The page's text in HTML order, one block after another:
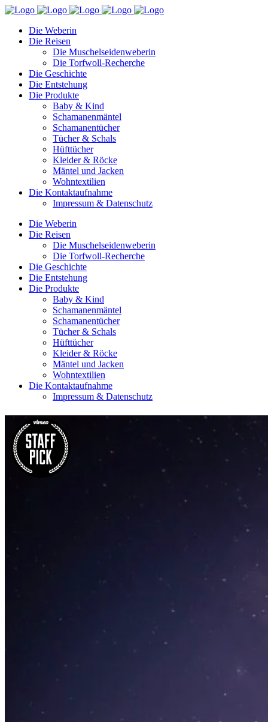
Die Weberin
Die Reisen
Die Muschelseidenweberin
Die Torfwoll-Recherche
Die Geschichte
Die Entstehung
Die Produkte
Baby & Kind
Schamanenmäntel
Schamanentücher
Tücher & Schals
Hüfttücher
Kleider & Röcke
Mäntel und Jacken
Wohntextilien
Die Kontaktaufnahme
Impressum & Datenschutz
Die Weberin
Die Reisen
Die Muschelseidenweberin
Die Torfwoll-Recherche
Die Geschichte
Die Entstehung
Die Produkte
Baby & Kind
Schamanenmäntel
Schamanentücher
Tücher & Schals
Hüfttücher
Kleider & Röcke
Mäntel und Jacken
Wohntextilien
Die Kontaktaufnahme
Impressum & Datenschutz